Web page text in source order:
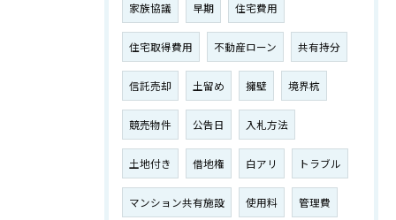
家族協議 早期 住宅費用
住宅取得費用 不動産ローン 共有持分
信託売却 土留め 擁壁 境界杭
競売物件 公告日 入札方法
土地付き 借地権 白アリ トラブル
マンション共有施設 使用料 管理費